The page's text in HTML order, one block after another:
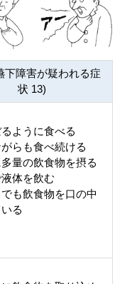
下障害が疑われる症
状 13)
るように食べる
がらも食べ続ける
多量の飲食物を摂る
液体を飲む
でも飲食物を口の中
る